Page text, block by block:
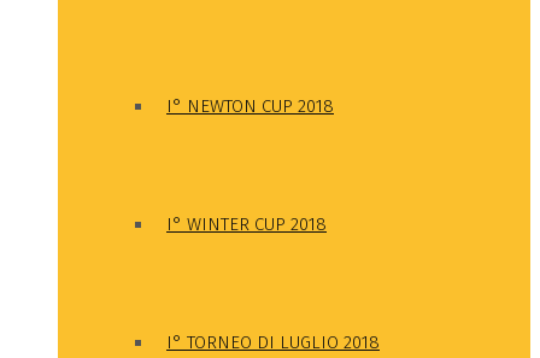
I° NEWTON CUP 2018
I° WINTER CUP 2018
I° TORNEO DI LUGLIO 2018